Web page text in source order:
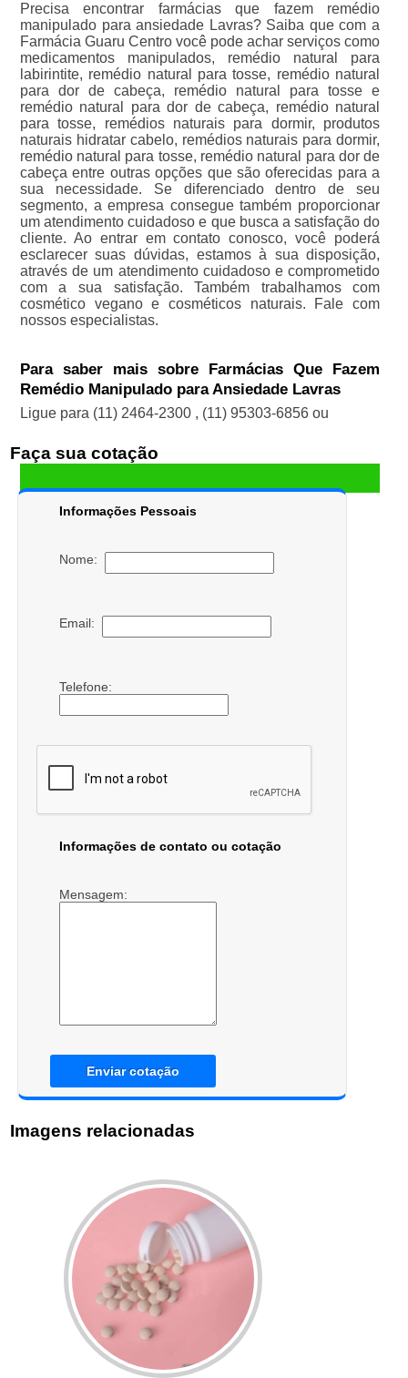
Precisa encontrar farmácias que fazem remédio
manipulado para ansiedade Lavras? Saiba que com a
Farmácia Guaru Centro você pode achar serviços como
medicamentos manipulados, remédio natural para
labirintite, remédio natural para tosse, remédio natural
para dor de cabeça, remédio natural para tosse e
remédio natural para dor de cabeça, remédio natural
para tosse, remédios naturais para dormir, produtos
naturais hidratar cabelo, remédios naturais para dormir,
remédio natural para tosse, remédio natural para dor de
cabeça entre outras opções que são oferecidas para a
sua necessidade. Se diferenciado dentro de seu
segmento, a empresa consegue também proporcionar
um atendimento cuidadoso e que busca a satisfação do
cliente. Ao entrar em contato conosco, você poderá
esclarecer suas dúvidas, estamos à sua disposição,
através de um atendimento cuidadoso e comprometido
com a sua satisfação. Também trabalhamos com
cosmético vegano e cosméticos naturais. Fale com
nossos especialistas.
Para saber mais sobre Farmácias Que Fazem
Remédio Manipulado para Ansiedade Lavras
Ligue para (11) 2464-2300 , (11) 95303-6856 ou
Faça sua cotação
Informações Pessoais
Nome:
Email:
Telefone:
Informações de contato ou cotação
Mensagem:
Enviar cotação
Imagens relacionadas